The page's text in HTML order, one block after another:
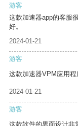
游客
这款加速器app的客服
好。
2024-01-21
游客
这款加速器VPM应用程
2024-01-21
游客
这款软件的界面设计非